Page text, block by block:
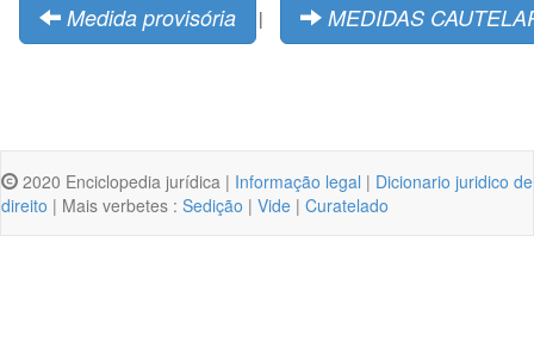
Medida provisória | MEDIDAS
2020 Enciclopedia jurídica | Informação legal | Dicionario juridico de
direito | Mais verbetes : Sedição | Vide | Curatelado